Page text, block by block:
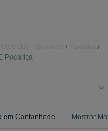
Pocariça
Navegue pelos últimos anúncios de Yamaha em Cantanhede E Pocariça no OLX Portugal. Compre e venda produtos locais com facilidade e segurança. Mostrar